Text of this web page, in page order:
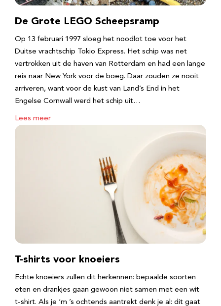
De Grote LEGO Scheepsramp
Op 13 februari 1997 sloeg het noodlot toe voor het
Duitse vrachtschip Tokio Express. Het schip was net
vertrokken uit de haven van Rotterdam en had een lange
reis naar New York voor de boeg. Daar zouden ze nooit
arriveren, want voor de kust van Land’s End in het
Engelse Cornwall werd het schip uit…
Lees meer
T-shirts voor knoeiers
Echte knoeiers zullen dit herkennen: bepaalde soorten
eten en drankjes gaan gewoon niet samen met een wit
t-shirt. Als je ‘m ’s ochtends aantrekt denk je al: dit gaat